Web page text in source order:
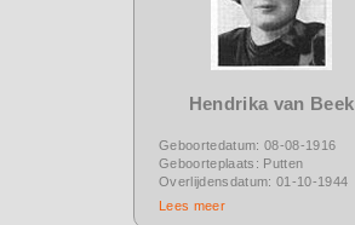
Hendrika van Beek
Geboortedatum: 08-08-1916
Geboorteplaats: Putten
Overlijdensdatum: 01-10-1944
Lees meer